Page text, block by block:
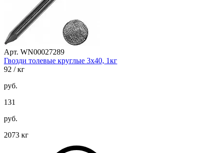
Арт. WN00027289
Гвозди толевые круглые 3х40, 1кг
92 / кг
руб.
131
руб.
2073 кг